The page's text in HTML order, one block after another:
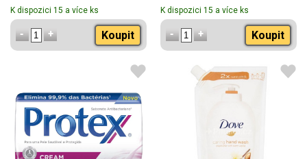
K dispozici 15 a více ks
Koupit
antibakteriální mýdlo
náhradní náplň 500 ml
K dispozici 15 a více ks
Koupit